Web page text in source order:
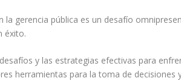
la gerencia pública es un desafío
éxito.
y las estrategias efectivas para
herramientas para la toma de